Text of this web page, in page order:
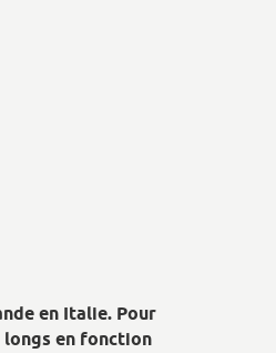
en Italie. Pour
en fonction